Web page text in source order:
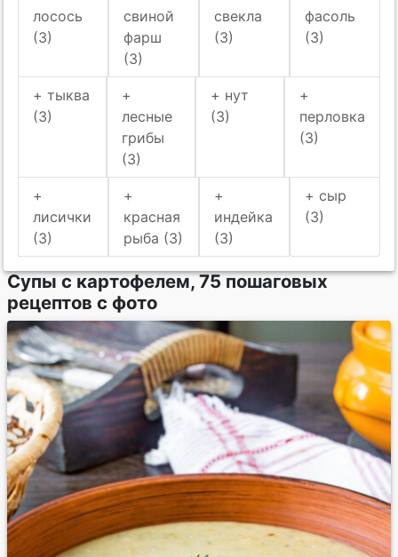
лосось
(3)
свиной
фарш
(3)
свекла
(3)
фасоль
(3)
+ тыква
(3)
+
лесные
грибы
(3)
+ нут
(3)
+
перловка
(3)
+
лисички
(3)
+
красная
рыба (3)
+
индейка
(3)
+ сыр
(3)
Супы с картофелем, 75 пошаговых
рецептов с фото